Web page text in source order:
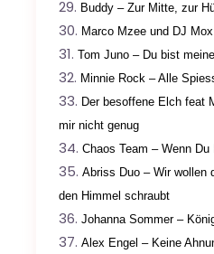
Buddy – Zur Mitte, zur
Marco Mzee und DJ
Tom Juno – Du bist
Minnie Rock – Alle
Der besoffene Elch feat
mir nicht genug
Chaos Team –Wenn
Abriss Duo – Wir wollen
den Himmel schraubt
Johanna Sommer –
Alex Engel – Keine